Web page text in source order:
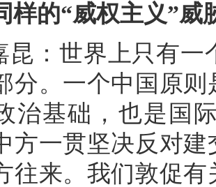
样的“威权主义”威
昆：世界上只有一
分。一个中国原
治基础，也是国
方一贯坚决反对
往来。我们敦促